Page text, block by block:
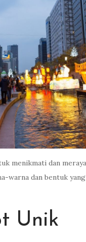
menikmati dan
dan bentuk
Unik